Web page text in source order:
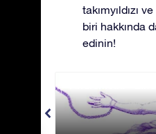
takımyıldızı
biri hakkında
edinin!
Andromeda -